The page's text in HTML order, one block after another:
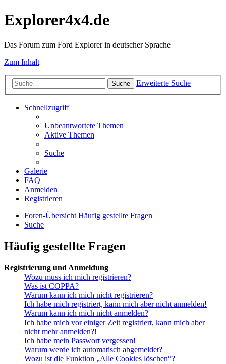
Explorer4x4.de
Das Forum zum Ford Explorer in deutscher Sprache
Zum Inhalt
Suche Erweiterte Suche
Schnellzugriff
Unbeantwortete Themen
Aktive Themen
Suche
Galerie
FAQ
Anmelden
Registrieren
Foren-Übersicht Häufig gestellte Fragen
Suche
Häufig gestellte Fragen
Registrierung und Anmeldung
Wozu muss ich mich registrieren?
Was ist COPPA?
Warum kann ich mich nicht registrieren?
Ich habe mich registriert, kann mich aber nicht anmelden!
Warum kann ich mich nicht anmelden?
Ich habe mich vor einiger Zeit registriert, kann mich aber
nicht mehr anmelden?!
Ich habe mein Passwort vergessen!
Warum werde ich automatisch abgemeldet?
Wozu ist die Funktion „Alle Cookies löschen“?